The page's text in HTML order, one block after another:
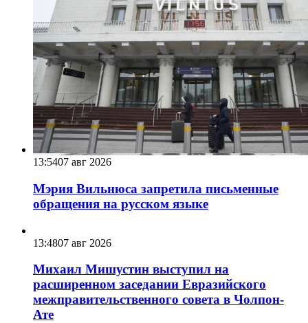
13:5407 авг 2026
Мэрия Вильнюса запретила письменные
обращения на русском языке
13:4807 авг 2026
Михаил Мишустин выступил на
расширенном заседании Евразийского
межправительственного совета в Чолпон-
Ате